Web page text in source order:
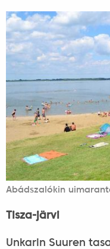
Abádszalókin
Tisza-järvi
Unkarin Suuren